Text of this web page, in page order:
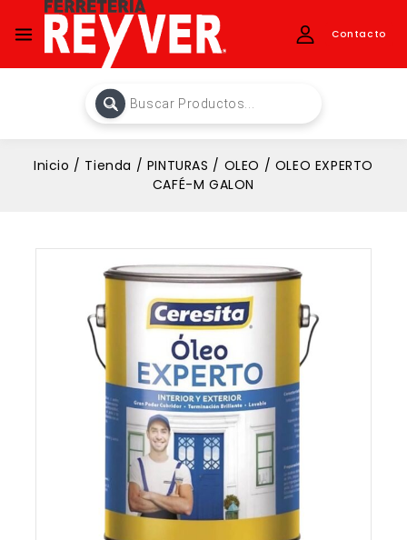
Contacto
Inicio / Tienda / PINTURAS / OLEO / OLEO EXPERTO
CAFÉ-M GALON